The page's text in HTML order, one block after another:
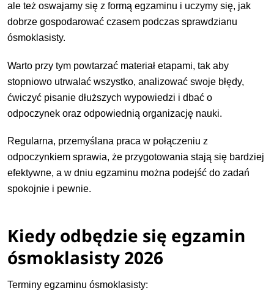
ale też oswajamy się z formą egzaminu i uczymy się, jak
dobrze gospodarować czasem podczas sprawdzianu
ósmoklasisty.
Warto przy tym powtarzać materiał etapami, tak aby
stopniowo utrwalać wszystko, analizować swoje błędy,
ćwiczyć pisanie dłuższych wypowiedzi i dbać o
odpoczynek oraz odpowiednią organizację nauki.
Regularna, przemyślana praca w połączeniu z
odpoczynkiem sprawia, że przygotowania stają się bardziej
efektywne, a w dniu egzaminu można podejść do zadań
spokojnie i pewnie.
Kiedy odbędzie się egzamin
ósmoklasisty 2026
Terminy egzaminu ósmoklasisty: